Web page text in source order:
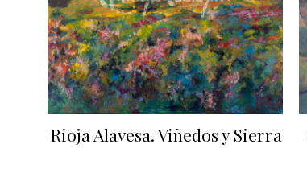
Rioja Alavesa. Viñedos y Sierra